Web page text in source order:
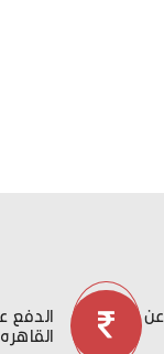
الدفع